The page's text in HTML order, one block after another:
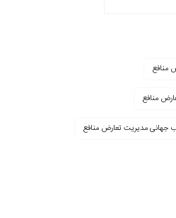
منافع
منافع
جهانی مدیریت تعارض منافع